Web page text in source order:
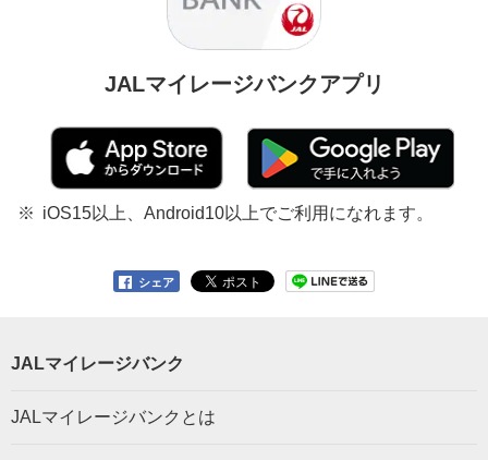
JALマイレージバンクアプリ
iOS15以上、Android10以上でご利用になれます。
シェア
JALマイレージバンク
JALマイレージバンクとは